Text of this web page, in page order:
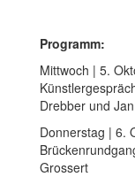
Programm:
Mittwoch | 5.
Drebber und
Donnerstag | 6.
Grossert